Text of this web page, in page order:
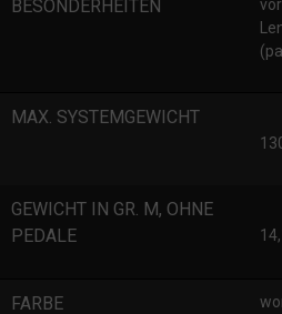
BESONDERHEITEN
MAX. SYSTEMGEWICHT
GEWICHT IN GR. M, OHNE
PEDALE
FARBE